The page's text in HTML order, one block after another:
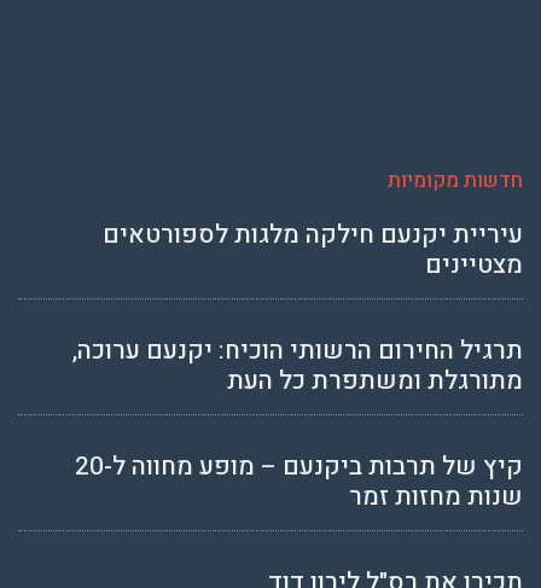
חדשות מקומיות
עיריית יקנעם חילקה מלגות לספורטאים
מצטיינים
תרגיל החירום הרשותי הוכיח: יקנעם ערוכה,
מתורגלת ומשתפרת כל העת
קיץ של תרבות ביקנעם – מופע מחווה ל-20
שנות מחזות זמר